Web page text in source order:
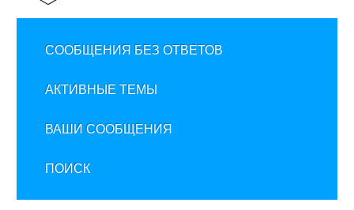
СООБЩЕНИЯ БЕЗ ОТВЕТОВ
АКТИВНЫЕ ТЕМЫ
ВАШИ СООБЩЕНИЯ
ПОИСК